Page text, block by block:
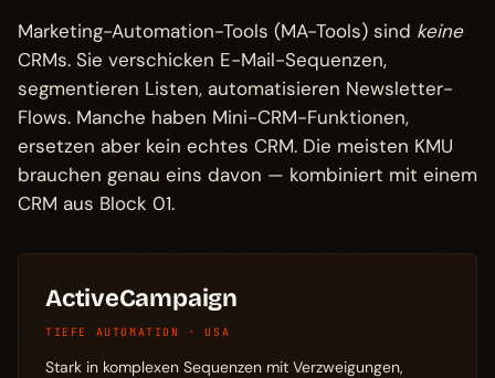
Marketing-Automation-Tools (MA-Tools) sind keine
CRMs. Sie verschicken E-Mail-Sequenzen,
segmentieren Listen, automatisieren Newsletter-
Flows. Manche haben Mini-CRM-Funktionen,
ersetzen aber kein echtes CRM. Die meisten KMU
brauchen genau eins davon — kombiniert mit einem
CRM aus Block 01.
ActiveCampaign
TIEFE AUTOMATION · USA
Stark in komplexen Sequenzen mit Verzweigungen,